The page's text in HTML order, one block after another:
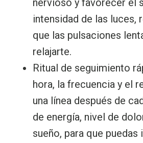
nervioso y favorecer el
intensidad de las luces,
que las pulsaciones
relajarte.
Ritual de seguimiento
hora, la frecuencia y el
una línea después de
de energía, nivel de
sueño, para que puedas